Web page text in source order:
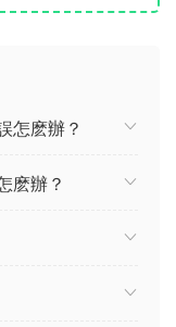
怎麽辦？
麽辦？